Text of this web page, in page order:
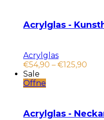
Acrylglas -
Acrylglas
€54,90 – €125,90
Sale
Öffne
Acrylglas -